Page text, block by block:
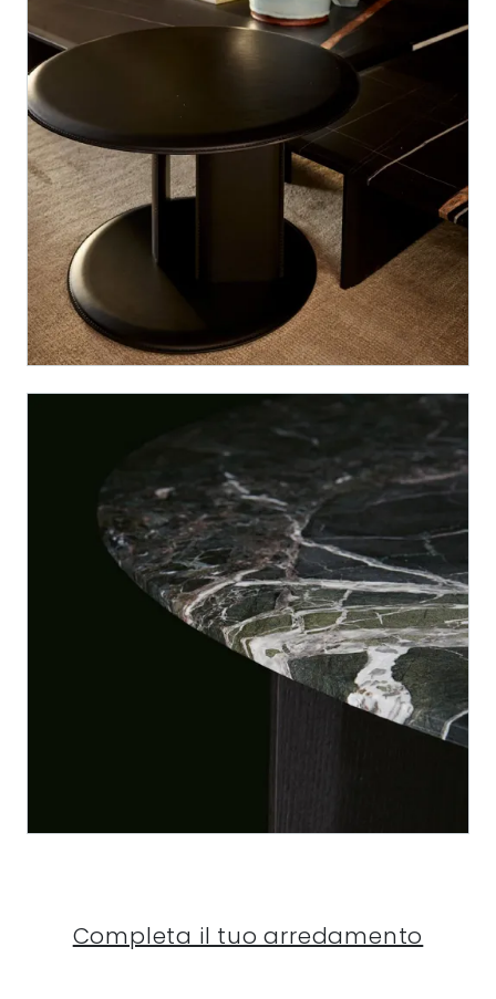
Completa il tuo arredamento